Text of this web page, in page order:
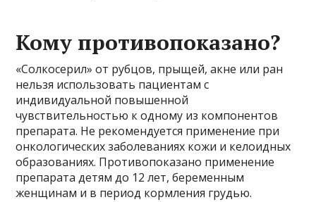
Кому противопоказано?
«Солкосерил» от рубцов, прыщей, акне или ран
нельзя использовать пациентам с
индивидуальной повышенной
чувствительностью к одному из компонентов
препарата. Не рекомендуется применение при
онкологических заболеваниях кожи и келоидных
образованиях. Противопоказано применение
препарата детям до 12 лет, беременным
женщинам и в период кормления грудью.